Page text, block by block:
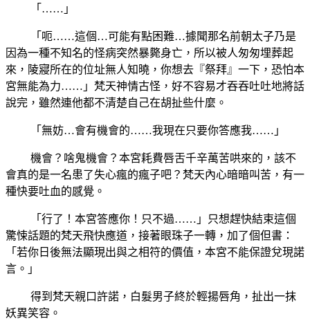
「……」
「呃……這個…可能有點困難…據聞那名前朝太子乃是
因為一種不知名的怪病突然暴斃身亡，所以被人匆匆埋葬起
來，陵寢所在的位址無人知曉，你想去『祭拜』一下，恐怕本
宮無能為力……」梵天神情古怪，好不容易才吞吞吐吐地將話
說完，雖然連他都不清楚自己在胡扯些什麼。
「無妨…會有機會的……我現在只要你答應我……」
機會？啥鬼機會？本宮耗費唇舌千辛萬苦哄來的，該不
會真的是一名患了失心瘋的瘋子吧？梵天內心暗暗叫苦，有一
種快要吐血的感覺。
「行了！本宮答應你！只不過……」只想趕快結束這個
驚悚話題的梵天飛快應道，接著眼珠子一轉，加了個但書：
「若你日後無法顯現出與之相符的價值，本宮不能保證兌現諾
言。」
得到梵天親口許諾，白髮男子終於輕揚唇角，扯出一抹
妖異笑容。